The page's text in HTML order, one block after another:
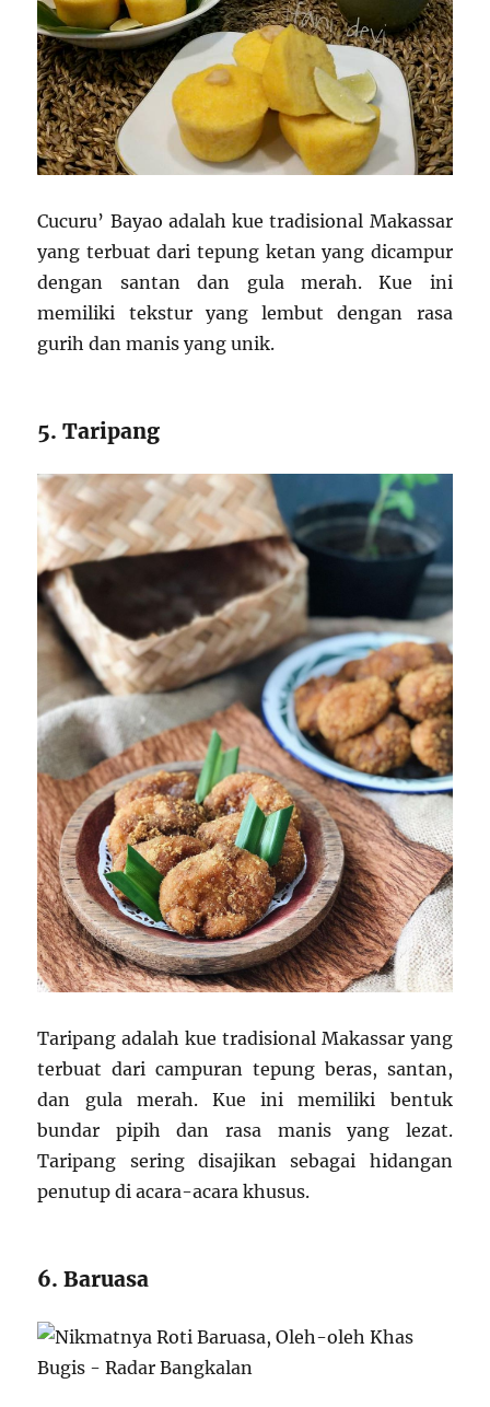
Cucuru’ Bayao adalah kue tradisional Makassar
yang terbuat dari tepung ketan yang dicampur
dengan santan dan gula merah. Kue ini
memiliki tekstur yang lembut dengan rasa
gurih dan manis yang unik.
5. Taripang
Taripang adalah kue tradisional Makassar yang
terbuat dari campuran tepung beras, santan,
dan gula merah. Kue ini memiliki bentuk
bundar pipih dan rasa manis yang lezat.
Taripang sering disajikan sebagai hidangan
penutup di acara-acara khusus.
6. Baruasa